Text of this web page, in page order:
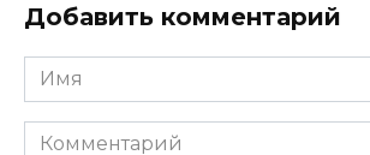
Добавить комментарий
Имя
Комментарий